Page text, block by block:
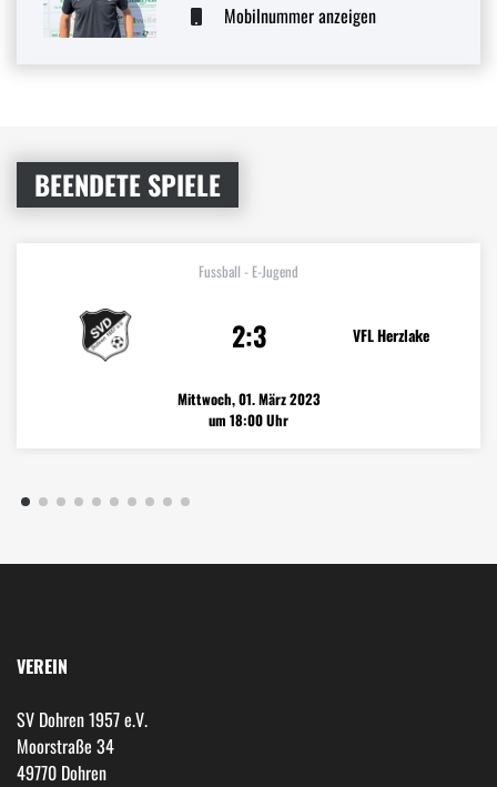
Mobilnummer anzeigen
BEENDETE SPIELE
Fussball - E-Jugend
2:3 VFL Herzlake
Mittwoch, 01. März 2023
um 18:00 Uhr
VEREIN
SV Dohren 1957 e.V.
Moorstraße 34
49770 Dohren